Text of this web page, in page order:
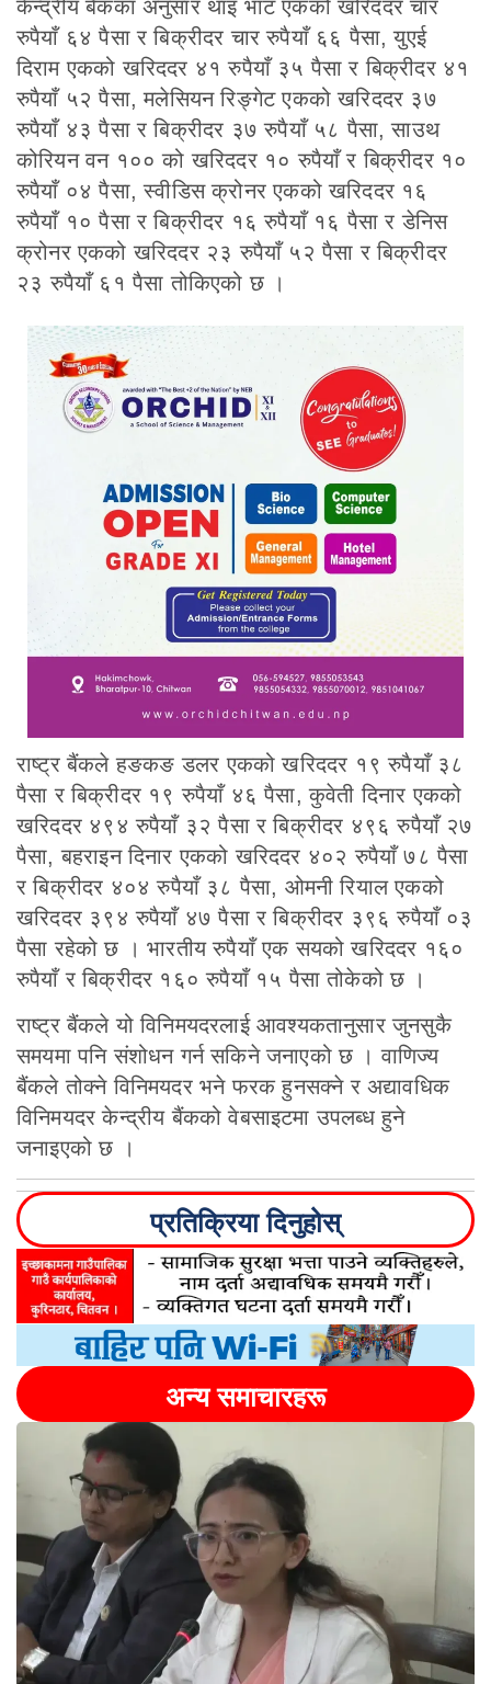
केन्द्रीय बैंकका अनुसार थाइ भाट एकको खरिददर चार
रुपैयाँ ६४ पैसा र बिक्रीदर चार रुपैयाँ ६६ पैसा, युएई
दिराम एकको खरिददर ४१ रुपैयाँ ३५ पैसा र बिक्रीदर ४१
रुपैयाँ ५२ पैसा, मलेसियन रिङ्गेट एकको खरिददर ३७
रुपैयाँ ४३ पैसा र बिक्रीदर ३७ रुपैयाँ ५८ पैसा, साउथ
कोरियन वन १०० को खरिददर १० रुपैयाँ र बिक्रीदर १०
रुपैयाँ ०४ पैसा, स्वीडिस क्रोनर एकको खरिददर १६
रुपैयाँ १० पैसा र बिक्रीदर १६ रुपैयाँ १६ पैसा र डेनिस
क्रोनर एकको खरिददर २३ रुपैयाँ ५२ पैसा र बिक्रीदर
२३ रुपैयाँ ६१ पैसा तोकिएको छ ।
राष्ट्र बैंकले हङकङ डलर एकको खरिददर १९ रुपैयाँ ३८
पैसा र बिक्रीदर १९ रुपैयाँ ४६ पैसा, कुवेती दिनार एकको
खरिददर ४९४ रुपैयाँ ३२ पैसा र बिक्रीदर ४९६ रुपैयाँ २७
पैसा, बहराइन दिनार एकको खरिददर ४०२ रुपैयाँ ७८ पैसा
र बिक्रीदर ४०४ रुपैयाँ ३८ पैसा, ओमनी रियाल एकको
खरिददर ३९४ रुपैयाँ ४७ पैसा र बिक्रीदर ३९६ रुपैयाँ ०३
पैसा रहेको छ । भारतीय रुपैयाँ एक सयको खरिददर १६०
रुपैयाँ र बिक्रीदर १६० रुपैयाँ १५ पैसा तोकेको छ ।
राष्ट्र बैंकले यो विनिमयदरलाई आवश्यकतानुसार जुनसुकै
समयमा पनि संशोधन गर्न सकिने जनाएको छ । वाणिज्य
बैंकले तोक्ने विनिमयदर भने फरक हुनसक्ने र अद्यावधिक
विनिमयदर केन्द्रीय बैंकको वेबसाइटमा उपलब्ध हुने
जनाइएको छ ।
प्रतिक्रिया दिनुहोस्
अन्य समाचारहरू